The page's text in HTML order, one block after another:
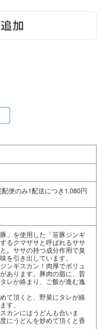
便のみ1配送につき1,080円
」を使用した「笹豚ジンギ
るクマザサと呼ばれるササ
。ササの持つ成分作用で臭
を引き出しています。
ンギスカン！肉厚でボリュ
あります。豚肉の脂に、昔
レか絡まり、ご飯が進む逸
て頂くと、野菜にタレが絡
す。
カンにはうどんも合いま
にうどんを炒めて頂くと香